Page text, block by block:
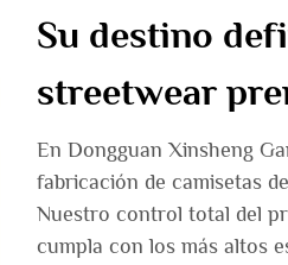
Su destino
streetwear
En Dongguan Xinsheng
fabricación de camisetas
Nuestro control total del
cumpla con los más altos